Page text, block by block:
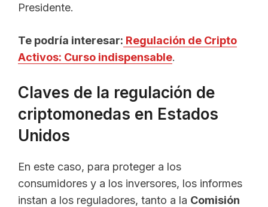
Presidente.
Te podría interesar: Regulación de Cripto
Activos: Curso indispensable.
Claves de la regulación de
criptomonedas en Estados
Unidos
En este caso, para proteger a los
consumidores y a los inversores, los informes
instan a los reguladores, tanto a la Comisión